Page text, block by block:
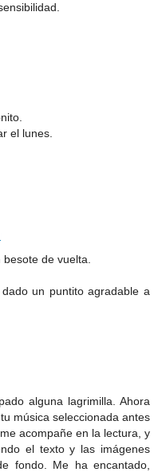
el lunes.
de vuelta.
un puntito agradable a
alguna lagrimilla. Ahora
música seleccionada antes
acompañe en la lectura, y
el texto y las imágenes
fondo. Me ha encantado,